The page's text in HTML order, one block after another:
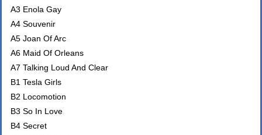
A3 Enola Gay
A4 Souvenir
A5 Joan Of Arc
A6 Maid Of Orleans
A7 Talking Loud And Clear
B1 Tesla Girls
B2 Locomotion
B3 So In Love
B4 Secret